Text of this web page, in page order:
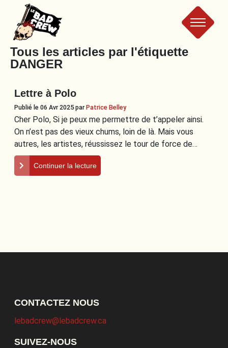
Le
Bad
Crew
Tous les articles par l'étiquette
DANGER
Lettre à Polo
Publié le 06 Avr 2025parPatrice Belley
Cher Polo, Si je peux me permettre de t’appeler ainsi.
On n’est pas des vieux chums, loin de là. Mais vous
autres, les artistes, réussissez le tour de force de…
Continuer la lecture
CONTACTEZ NOUS
lebadcrew@lebadcrew.ca
SUIVEZ-NOUS